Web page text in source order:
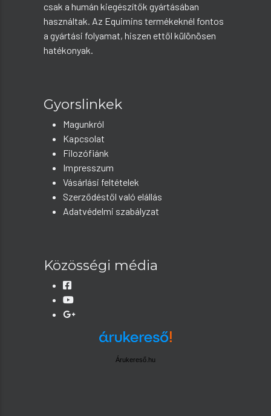
csak a humán kiegészítők gyártásában
használtak. Az Equimins termékeknél fontos
a gyártási folyamat, hiszen ettől különösen
hatékonyak.
Gyorslinkek
Magunkról
Kapcsolat
Filozófiánk
Impresszum
Vásárlási feltételek
Szerződéstől való elállás
Adatvédelmi szabályzat
Közösségi média
Árukereső.hu